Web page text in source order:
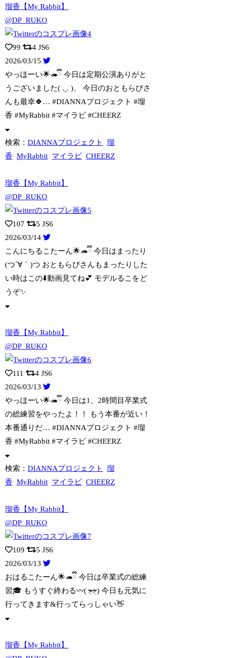
瑠香【My Rabbit】
@DP_RUKO
99 4 JS6
2026/03/15
やっほーい🌟🦔ྀི 今日は定期公演ありがと
うございました( .ˬ. )、 今日のおともらびさ
んも最幸🍀… #DIANNAプロジェクト #瑠
香 #MyRabbit #マイラビ #CHEERZ
検索：DIANNAプロジェクト
瑠
香 MyRabbit マイラビ CHEERZ
瑠香【My Rabbit】
@DP_RUKO
107 5 JS6
2026/03/14
こんにちるこたーん🌟🦔ྀི 今日はまったり
(つ´∀｀)つ おともらびさんもまった りした
い時はこの⬇️動画見てね💕︎ モデルるこをど
うぞ✨️
瑠香【My Rabbit】
@DP_RUKO
111 4 JS6
2026/03/13
やっほーい🌟🦔ྀི 今日は1、2時間目卒業式
の総練習をやったよ！！ もう本番が近い！
本番通りだ… #DIANNAプロジェクト #瑠
香 #MyRabbit #マイラビ #CHEERZ
検索：DIANNAプロジェクト
瑠
香 MyRabbit マイラビ CHEERZ
瑠香【My Rabbit】
@DP_RUKO
109 5 JS6
2026/03/13
おはるこたーん🌟🦔ྀི 今日は卒業式の総練
習🎓 もうすぐ終わる〰️( ᵒ̴̶̷̤◦ᵒ̴̶̷̤ ) 今日も元気に
行ってきます&行ってらっしゃい👋
瑠香【My Rabbit】